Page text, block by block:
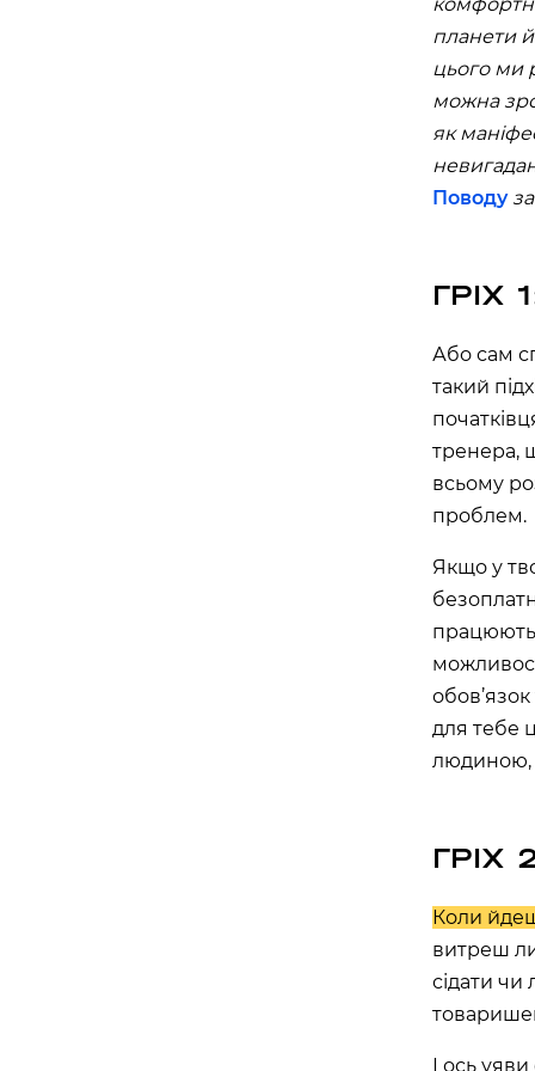
вулиця Василя Липківського, 1 А, Київ,
APOLLO NEXT 030 (ТЦ «МАГЕЛАН»)
проспект Академіка Глушкова, 13Б, Київ,
APOLLO NEXT 031 (ТЦ «СІЛЬПО,
бульвар Миколи Руденка, 14М, Київ, Україна
APOLLO NEXT 038 (ТЦ DOMA
вулиця Будівельників, 40, Київ, Україна,
APOLLO NEXT 040 (ТЦ ЕКО МАРКЕТ)
проспект Червоної Калини, 17, Київ, Україна,
APOLLO NEXT 036 (ТЦ «СІМ’Я»,
вулиця Семена Палія, 93А, Одеса, Одеська
APOLLO NEXT 037 (ТРЦ «ОСТРІВ»)
вулиця Героїв УПА, 73б, Львів, Львівська
планети
цього ми
можна
як
Поводуза
ГРІХ
Або сам
такий
тренера,
всьому
проблем.
Якщо у
працюють
для тебе
людиною,
ГРІХ
Коли
витреш
сідати
І ось